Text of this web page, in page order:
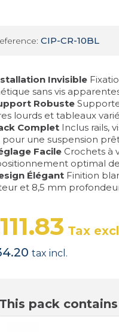
CIP-CR-10BL
Invisible
sans vis
Robuste
lourds et tableaux
Complet Inclus rails,
pour une suspension
Facile Crochets à
optimal
Élégant Finition
et 8,5 mm
Tax
tax incl.
This pack contains